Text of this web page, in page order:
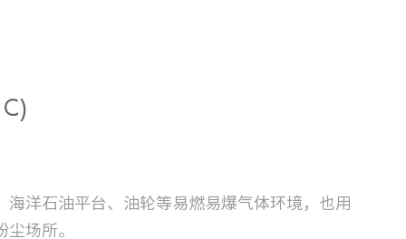
海洋石油平台、油轮等易燃易爆气体环境，也用
场所。